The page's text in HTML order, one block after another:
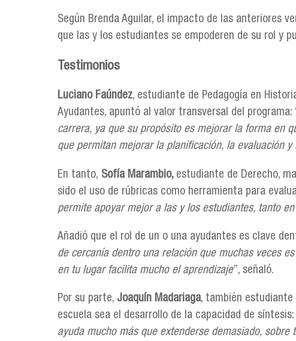
Según Brenda Aguilar, el impacto de las anteriores
que las y los estudiantes se empoderen de su rol y
Testimonios
Luciano Faúndez, estudiante de Pedagogía en
Ayudantes, apuntó al valor transversal del programa:
carrera, ya que su propósito es mejorar la forma en
que permitan mejorar la planificación, la evaluación
En tanto, Sofía Marambio, estudiante de Derecho,
sido el uso de rúbricas como herramienta para
permite apoyar mejor a las y los estudiantes, tanto
Añadió que el rol de un o una ayudantes es clave
de cercanía dentro una relación que muchas veces
en tu lugar facilita mucho el aprendizaje”, señaló.
Por su parte, Joaquín Madariaga, también estudiante
escuela sea el desarrollo de la capacidad de síntesis:
ayuda mucho más que extenderse demasiado,